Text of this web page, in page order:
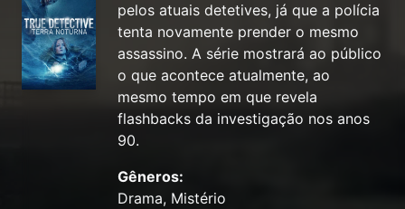
pelos atuais detetives, já que a polícia
tenta novamente prender o mesmo
assassino. A série mostrará ao público
o que acontece atualmente, ao
mesmo tempo em que revela
flashbacks da investigação nos anos
90.
Gêneros:
Drama, Mistério